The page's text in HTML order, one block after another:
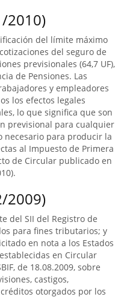
2010)
del límite máximo
del seguro de
previsionales (64,7 UF),
de Pensiones. Las
y empleadores
los efectos legales
lo que significa que son
previsional para cualquier
necesario para producir la
al Impuesto de Primera
de Circular publicado en
2009)
del SII del Registro de
para fines tributarios; y
en nota a los Estados
en Circular
de 18.08.2009, sobre
castigos,
otorgados por los